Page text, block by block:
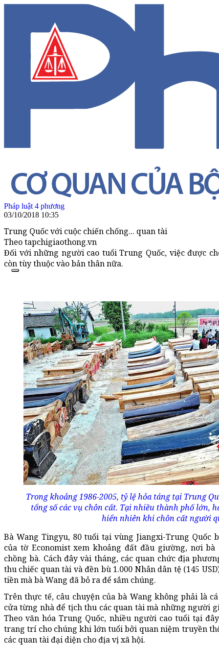
Pháp luật 4 phương
03/10/2018 10:35
Trung Quốc với cuộc chiến chống... quan tài
Theo tapchigiaothong.vn
Đối với những người cao tuổi Trung Quốc, việc được
còn tùy thuộc vào bản thân nữa.
Trong khoảng 1986-2005, tỷ lệ hỏa táng tại Trung
tổng số các vụ chôn cất. Tại nhiều thành phố lớn,
hiển nhiên khi chôn cất người
Bà Wang Tingyu, 80 tuổi tại vùng Jiangxi-Trung Quốc
của tờ Economist xem khoảng đất đầu giường, nơi
chồng bà. Cách đây vài tháng, các quan chức địa
thu chiếc quan tài và đền bù 1.000 Nhân dân tệ (145
tiền mà bà Wang đã bỏ ra để sắm chúng.
Trên thực tế, câu chuyện của bà Wang không phải là
cửa từng nhà để tịch thu các quan tài mà những người
Theo văn hóa Trung Quốc, nhiều người cao tuổi tại
trang trí cho chúng khi lớn tuổi bởi quan niệm truyền
các quan tài đại diện cho địa vị xã hội.